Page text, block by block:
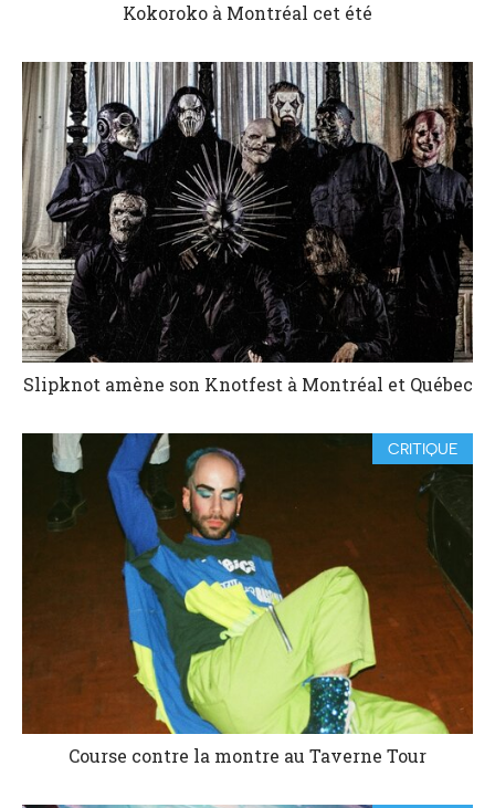
Kokoroko à Montréal cet été
Slipknot amène son Knotfest à Montréal et Québec
CRITIQUE
Course contre la montre au Taverne Tour